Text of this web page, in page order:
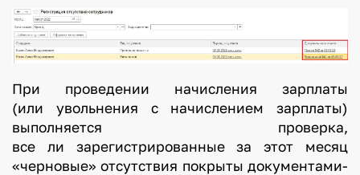
При проведении начисления зарплаты
(или увольнения с начислением зарплаты)
выполняется проверка,
все ли зарегистрированные за этот месяц
«черновые» отсутствия покрыты документами-